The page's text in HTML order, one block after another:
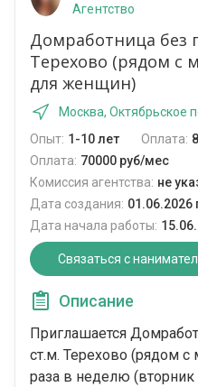
Агентство
Домработница без
Терехово (рядом с
для женщин)
Москва, Октябрьское
Опыт: 1-10 лет Оплата:
Оплата: 70000 руб/мес
Комиссия агентства: не
Дата создания: 01.06.2026
Дата начала работы:
Связаться с
Описание
Приглашается
ст.м. Терехово (рядом с
раза в неделю (вторник